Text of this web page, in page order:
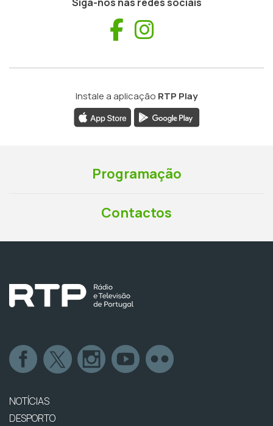
Facebook
Instale a aplicação RTP Play
Programação
Contactos
NOTÍCIAS
DESPORTO